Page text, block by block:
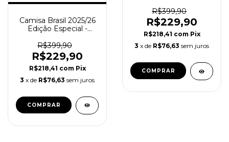
Camisa Brasil 2025/26
Edição Especial -
Vermelha
R$399,90
R$229,90
R$218,41 com Pix
3 x de R$76,63 sem juros
COMPRAR
Masculina - Preta
R$399,90
R$229,90
R$218,41 com Pix
3 x de R$76,63 sem juros
COMPRAR